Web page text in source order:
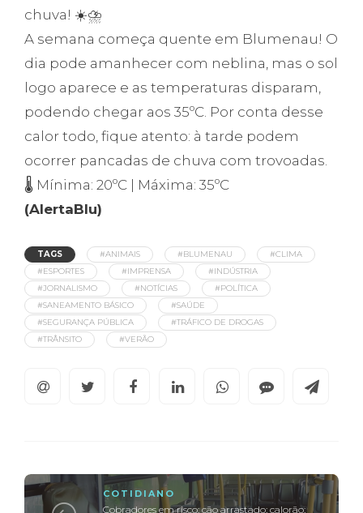
chuva! ☀️⛈️
A semana começa quente em Blumenau! O
dia pode amanhecer com neblina, mas o sol
logo aparece e as temperaturas disparam,
podendo chegar aos 35ºC. Por conta desse
calor todo, fique atento: à tarde podem
ocorrer pancadas de chuva com trovoadas.
🌡️ Mínima: 20ºC | Máxima: 35ºC
(AlertaBlu)
TAGS #ANIMAIS #BLUMENAU
#CLIMA
#ESPORTES
#IMPRENSA
#INDÚSTRIA
#JORNALISMO
#NOTÍCIAS
#POLÍTICA
#SANEAMENTO BÁSICO
#SAÚDE
#SEGURANÇA PÚBLICA
#TRÁFICO DE DROGAS
#TRÂNSITO
#VERÃO
COTIDIANO
Cobradores em risco; cão arrastado; calorão;